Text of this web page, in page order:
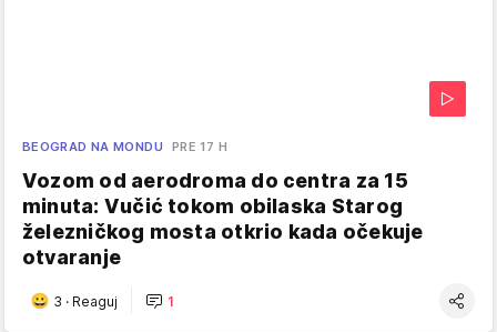
BEOGRAD NA MONDU PRE 17 H
Vozom od aerodroma do centra za 15
minuta: Vučić tokom obilaska Starog
železničkog mosta otkrio kada očekuje
otvaranje
3 · Reaguj 1